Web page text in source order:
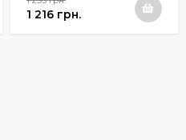
1 216 грн.